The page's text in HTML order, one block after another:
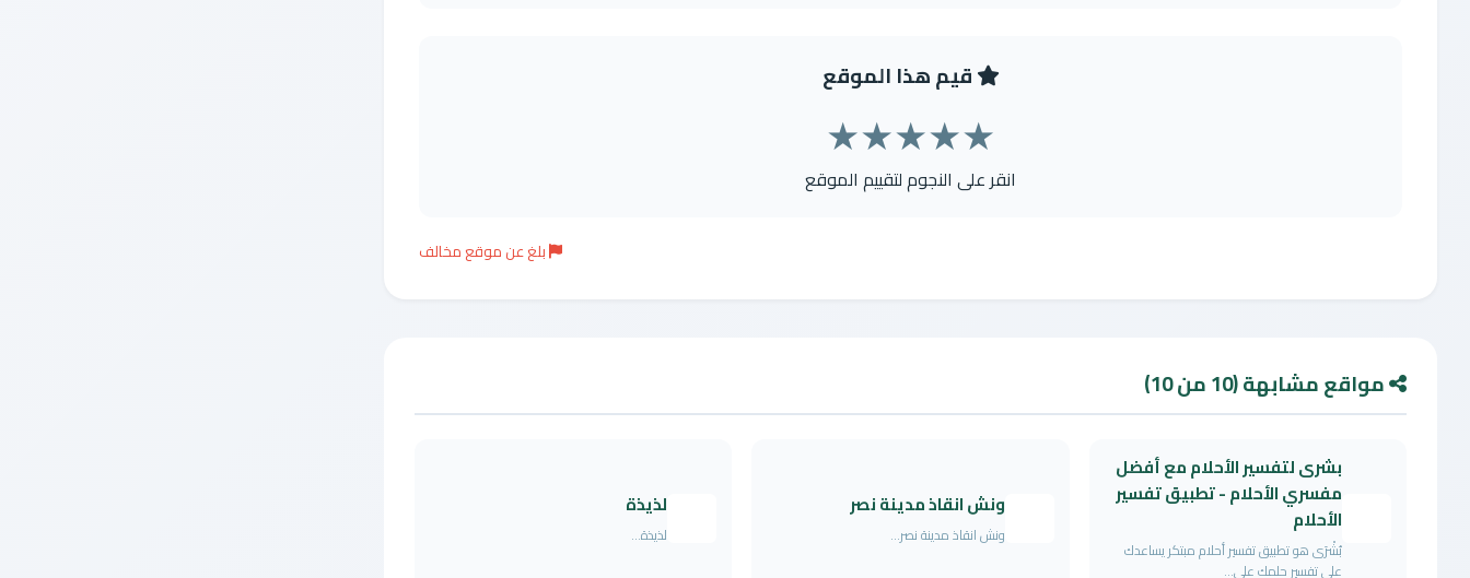
قيم هذا الموقع
★
★
★
★
★
انقر على النجوم لتقييم الموقع
بلغ عن موقع مخالف
مواقع مشابهة (10 من 10)
بشرى لتفسير الأحلام مع أفضل
مفسري الأحلام - تطبيق تفسير
الأحلام
بُشْرَى هو تطبيق تفسير أحلام مبتكر يساعدك
على تفسير حلمك على...
ونش انقاذ مدينة نصر
ونش انقاذ مدينة نصر...
لذيذة
لذيذة...